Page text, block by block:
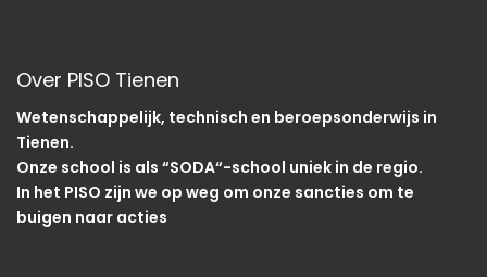
Over PISO Tienen
Wetenschappelijk, technisch en beroepsonderwijs in
Tienen.
Onze school is als “SODA“-school uniek in de regio.
In het PISO zijn we op weg om onze sancties om te
buigen naar acties